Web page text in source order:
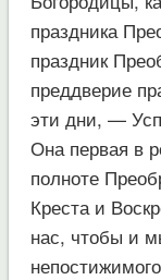
праздника
праздник
преддверие
эти дни, —
Она первая в
полноте
Креста и
нас, чтобы и